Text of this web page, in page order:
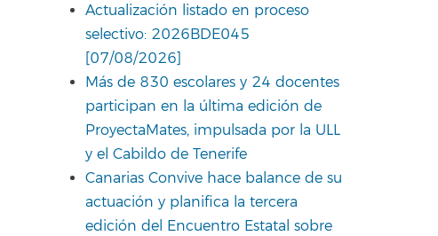
Actualización listado en proceso
selectivo: 2026BDE045
[07/08/2026]
Más de 830 escolares y 24 docentes
participan en la última edición de
ProyectaMates, impulsada por la ULL
y el Cabildo de Tenerife
Canarias Convive hace balance de su
actuación y planifica la tercera
edición del Encuentro Estatal sobre